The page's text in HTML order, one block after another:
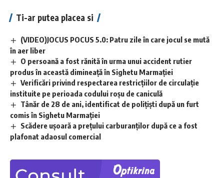
Ti-ar putea placea si
(VIDEO)JOCUS POCUS 5.0: Patru zile în care jocul se mută
în aer liber
O persoană a fost rănită în urma unui accident rutier
produs în această dimineață în Sighetu Marmației
Verificări privind respectarea restricțiilor de circulație
instituite pe perioada codului roșu de caniculă
Tânăr de 28 de ani, identificat de polițiști după un furt
comis în Sighetu Marmației
Scădere ușoară a prețului carburanților după ce a fost
plafonat adaosul comercial